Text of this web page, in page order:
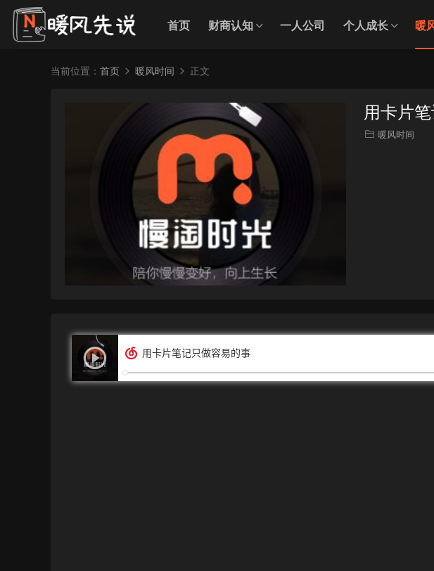
首页 财商认知 一人公司 个人成长 暖
当前位置： 首页 暖风时间 正文
用卡片
暖风时间